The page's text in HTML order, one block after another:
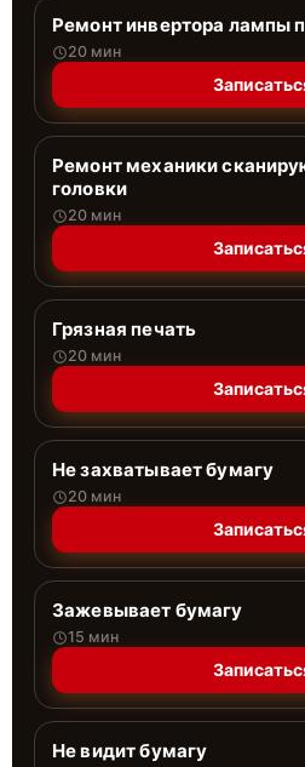
Ремонт инвертора лампы
20 мин
Ремонт механики
головки
20 мин
Грязная печать
20 мин
Не захватывает бумагу
20 мин
Зажевывает бумагу
15 мин
Не видит бумагу